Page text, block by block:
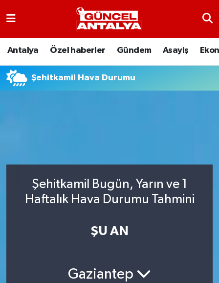
Antalya Özel haberler Gündem Asayiş
Şehitkamil Hava Durumu
Şehitkamil Bugün, Yarın ve 1
Haftalık Hava Durumu Tahmini
ŞU AN
Gaziantep
Antalya
Ekonomi
Nöbetçi Eczaneler
Son Dakika Haberleri